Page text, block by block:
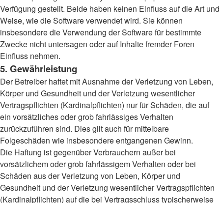
Verfügung gestellt. Beide haben keinen Einfluss auf die Art und
Weise, wie die Software verwendet wird. Sie können
insbesondere die Verwendung der Software für bestimmte
Zwecke nicht untersagen oder auf Inhalte fremder Foren
Einfluss nehmen.
5. Gewährleistung
Der Betreiber haftet mit Ausnahme der Verletzung von Leben,
Körper und Gesundheit und der Verletzung wesentlicher
Vertragspflichten (Kardinalpflichten) nur für Schäden, die auf
ein vorsätzliches oder grob fahrlässiges Verhalten
zurückzuführen sind. Dies gilt auch für mittelbare
Folgeschäden wie insbesondere entgangenen Gewinn.
Die Haftung ist gegenüber Verbrauchern außer bei
vorsätzlichem oder grob fahrlässigem Verhalten oder bei
Schäden aus der Verletzung von Leben, Körper und
Gesundheit und der Verletzung wesentlicher Vertragspflichten
(Kardinalpflichten) auf die bei Vertragsschluss typischerweise